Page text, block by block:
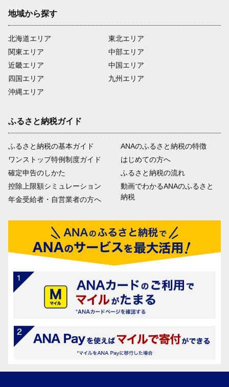
地域から探す
北海道エリア
関東エリア
近畿エリア
四国エリア
沖縄エリア
東北エリア
中部エリア
中国エリア
九州エリア
ふるさと納税ガイド
ふるさと納税の基本ガイド
ワンストップ特例制度ガイド
確定申告のしかた
控除上限額シミュレーション
年金受給者・自営業者の方へ
ANAのふるさと納税の特徴
はじめての方へ
ふるさと納税の流れ
動画でわかるANAのふるさと
納税